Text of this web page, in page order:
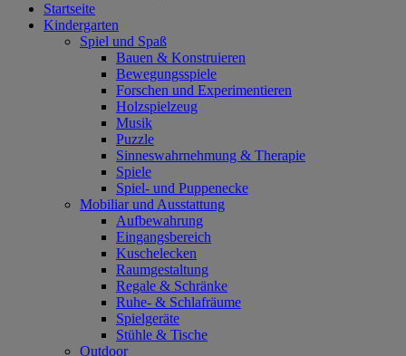
Startseite
Kindergarten
Spiel und Spaß
Bauen & Konstruieren
Bewegungsspiele
Forschen und Experimentieren
Holzspielzeug
Musik
Puzzle
Sinneswahrnehmung & Therapie
Spiele
Spiel- und Puppenecke
Mobiliar und Ausstattung
Aufbewahrung
Eingangsbereich
Kuschelecken
Raumgestaltung
Regale & Schränke
Ruhe- & Schlafräume
Spielgeräte
Stühle & Tische
Outdoor